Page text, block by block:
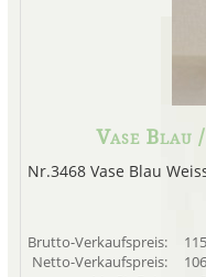
Vase Blau
Nr.3468 Vase Blau
Brutto-Verkaufspreis:
Netto-Verkaufspreis: